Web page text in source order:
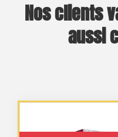
Nos clients
aussi